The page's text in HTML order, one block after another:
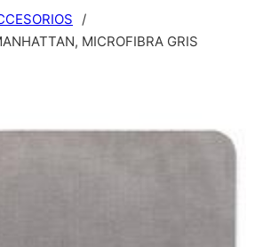
/
MICROFIBRA GRIS